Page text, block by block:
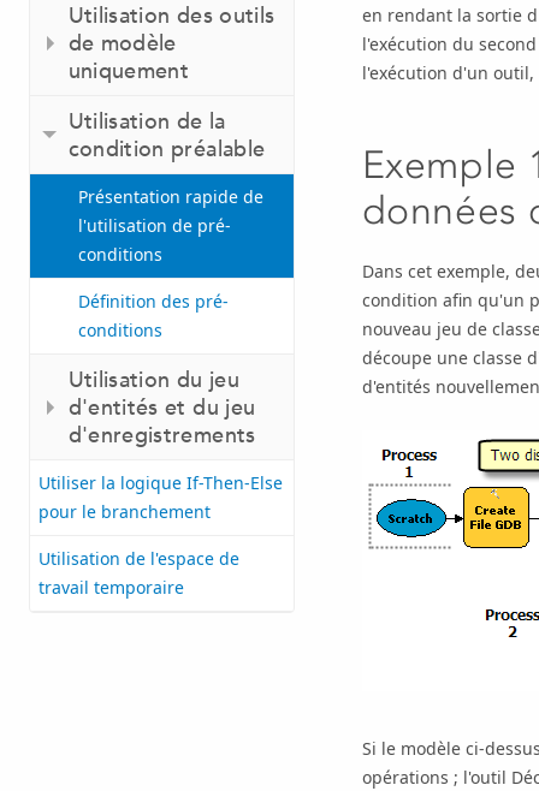
Utilisation des outils
de modèle
uniquement
Utilisation de la
condition préalable
Présentation rapide de
l'utilisation de pré-
conditions
Définition des pré-
conditions
Utilisation du jeu
d'entités et du jeu
d'enregistrements
Utiliser la logique If-Then-Else
pour le branchement
Utilisation de l'espace de
travail temporaire
en rendant la sortie
l'exécution du
l'exécution d'un
Exemple
données
Dans cet exemple,
condition afin qu'un
nouveau jeu de
découpe une classe
d'entités
Si le modèle ci-
opérations ; l'outil